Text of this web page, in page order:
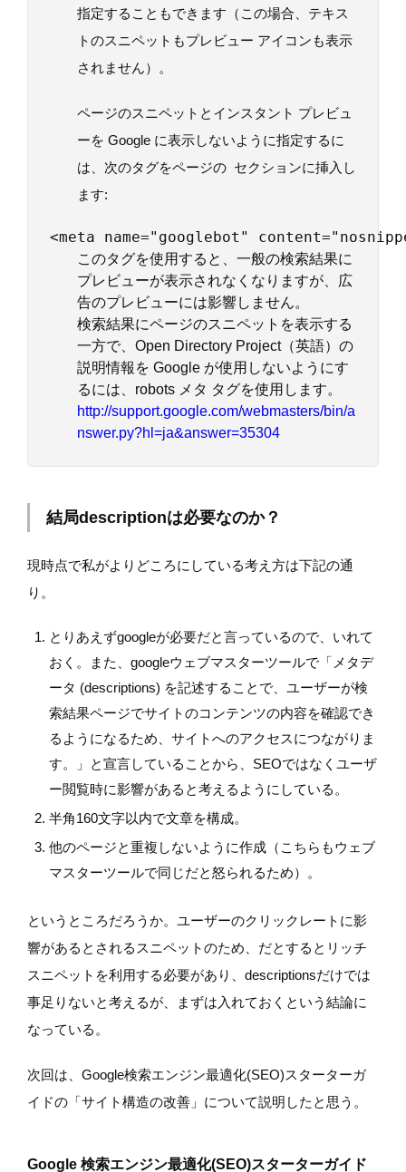
指定することもできます（この場合、テキス
トのスニペットもプレビュー アイコンも表示
されません）。
ページのスニペットとインスタント プレビュ
ーを Google に表示しないように指定するに
は、次のタグをページの セクションに挿入し
ます:
<meta name="googlebot"
このタグを使用すると、一般の検索結果に
プレビューが表示されなくなりますが、広
告のプレビューには影響しません。
検索結果にページのスニペットを表示する
一方で、Open Directory Project（英語）の
説明情報を Google が使用しないようにす
るには、robots メタ タグを使用します。
http://support.google.com/webmasters/bin/a
nswer.py?hl=ja&answer=35304
結局descriptionは必要なのか？
現時点で私がよりどころにしている考え方は下記の通
り。
とりあえずgoogleが必要だと言っているので、いれて
おく。また、googleウェブマスターツールで「メタデ
ータ (descriptions) を記述することで、ユーザーが検
索結果ページでサイトのコンテンツの内容を確認でき
るようになるため、サイトへのアクセスにつながりま
す。」と宣言していることから、SEOではなくユーザ
ー閲覧時に影響があると考えるようにしている。
半角160文字以内で文章を構成。
他のページと重複しないように作成（こちらもウェブ
マスターツールで同じだと怒られるため）。
というところだろうか。ユーザーのクリックレートに影
響があるとされるスニペットのため、だとするとリッチ
スニペットを利用する必要があり、descriptionsだけでは
事足りないと考えるが、まずは入れておくという結論に
なっている。
次回は、Google検索エンジン最適化(SEO)スターターガ
イドの「サイト構造の改善」について説明したと思う。
Google 検索エンジン最適化(SEO)スターターガイド